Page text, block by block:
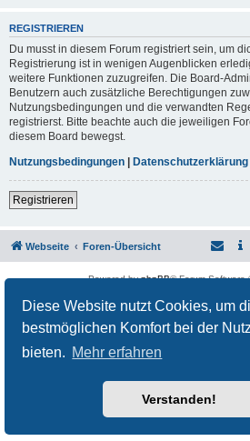
Diese Website nutzt Cookies, um
bestmöglichen Komfort bei der
bieten. Mehr erfahren
Verstanden!
REGISTRIEREN
Du musst in diesem Forum registriert sein, um
Registrierung ist in wenigen Augenblicken
weitere Funktionen zuzugreifen. Die Board-
Benutzern auch zusätzliche Berechtigungen
Nutzungsbedingungen und die verwandten
registrierst. Bitte beachte auch die jeweiligen
diesem Board bewegst.
Nutzungsbedingungen
Datenschutzerklärung
Registrieren
Webseite Foren-Übersicht
Powered byphpBB® Forum Software
Datenschutz|